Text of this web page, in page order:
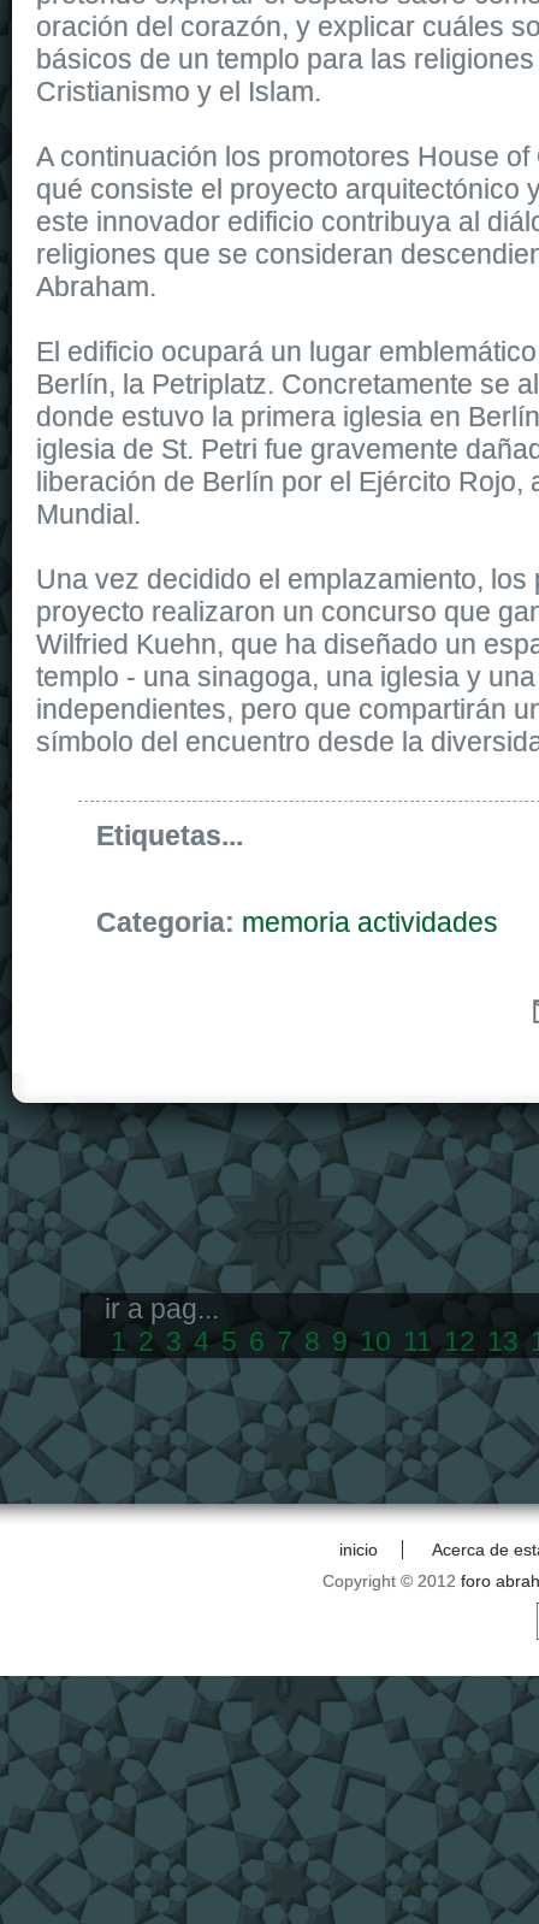
oración del corazón, y explicar cuáles
básicos de un templo para las
Cristianismo y el Islam.
A continuación los promotores House
qué consiste el proyecto arquitectónico
este innovador edificio contribuya al
religiones que se consideran
Abraham.
El edificio ocupará un lugar
Berlín, la Petriplatz. Concretamente se
donde estuvo la primera iglesia en
iglesia de St. Petri fue gravemente
liberación de Berlín por el Ejército Rojo,
Mundial.
Una vez decidido el emplazamiento, los
proyecto realizaron un concurso que
Wilfried Kuehn, que ha diseñado un
templo - una sinagoga, una iglesia y
independientes, pero que compartirán
símbolo del encuentro desde la
Etiquetas...
Categoria: memoria actividades
ir a pag...
1 2 3 4 5 6 7 8 9 10 11 12 13
inicio
Acerca de
Copyright © 2012 foro